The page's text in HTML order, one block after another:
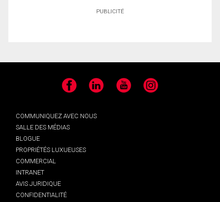
PUBLICITÉ
Facebook LinkedIn YouTube Instagram
COMMUNIQUEZ AVEC NOUS
SALLE DES MÉDIAS
BLOGUE
PROPRIÉTÉS LUXUEUSES
COMMERCIAL
INTRANET
AVIS JURIDIQUE
CONFIDENTIALITÉ